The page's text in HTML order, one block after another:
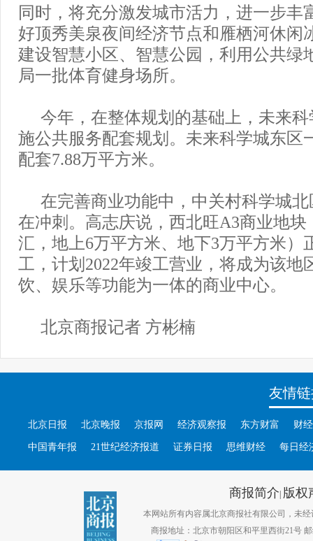
同时，将充分激发城市活力，进一步丰
好顶秀美泉夜间经济节点和雁栖河休闲
建设智慧小区、智慧公园，利用公共绿
局一批体育健身场所。
今年，在整体规划的基础上，未来
施公共服务配套规划。未来科学城东区
配套7.88万平方米。
在完善商业功能中，中关村科学城
在冲刺。高志庆说，西北旺A3商业地块
汇，地上6万平方米、地下3万平方米）
工，计划2022年竣工营业，将成为该地
饮、娱乐等功能为一体的商业中心。
北京商报记者 方彬楠
友情
北京日报 北京晚报 京报网 经济观察报 东方财富 财
中国青年报 21世纪经济报道 证券日报 思维财经 每日经
商报简介| 版权
本网站所有内容属北京商报社有限公司，未经
商报地址：北京市朝阳区和平里西街21号